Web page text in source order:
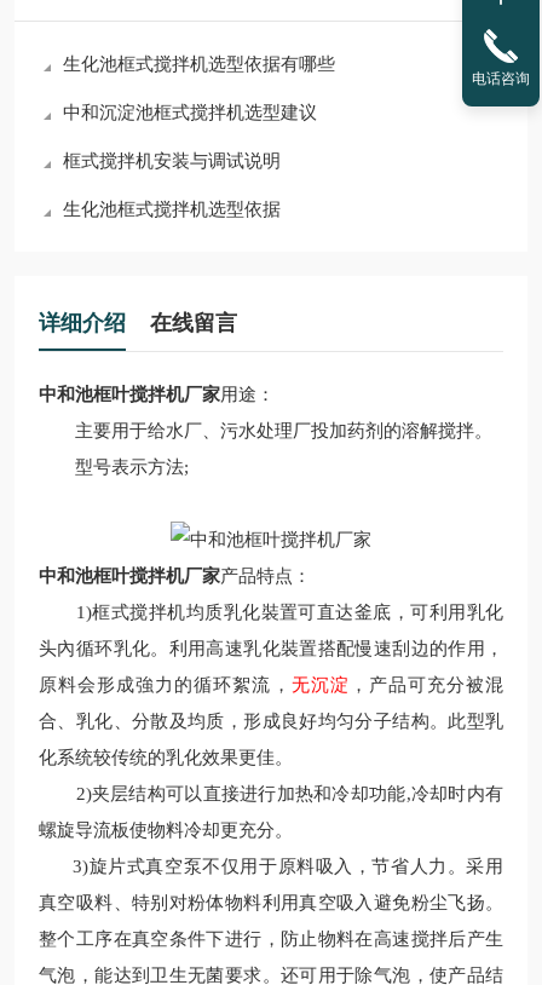
生化池框式搅拌机选型依据有哪些
中和沉淀池框式搅拌机选型建议
框式搅拌机安装与调试说明
生化池框式搅拌机选型依据
详细介绍 在线留言
中和池框叶搅拌机厂家用途：
主要用于给水厂、污水处理厂投加药剂的溶解搅拌。
型号表示方法;
中和池框叶搅拌机厂家产品特点：
1)框式搅拌机均质乳化裝置可直达釜底，可利用乳化
头內循环乳化。利用高速乳化裝置搭配慢速刮边的作用，
原料会形成強力的循环絮流， 无沉淀 ，产品可充分被混
合、乳化、分散及均质，形成良好均匀分子结构。此型乳
化系统较传统的乳化效果更佳。
2)夹层结构可以直接进行加热和冷却功能,冷却时内有
螺旋导流板使物料冷却更充分。
3)旋片式真空泵不仅用于原料吸入，节省人力。采用
真空吸料、特别对粉体物料利用真空吸入避免粉尘飞扬。
整个工序在真空条件下进行，防止物料在高速搅拌后产生
气泡，能达到卫生无菌要求。还可用于除气泡，使产品结
电话咨询